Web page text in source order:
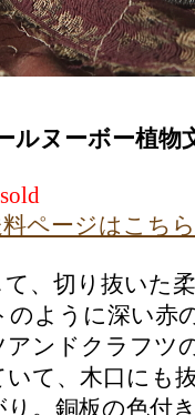
ヌーボー植
sold
料ページはこち
、切り抜いた
ように深い赤
ンドクラフツ
て、木口にも
。銅板の色付